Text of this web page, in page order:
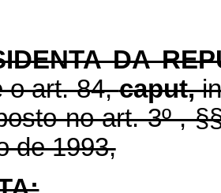
DA
o art. 84,caput,
no art. 3º ,
de 1993,